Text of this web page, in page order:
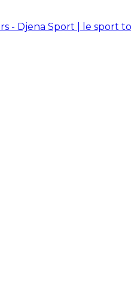
- Djena Sport | le sport